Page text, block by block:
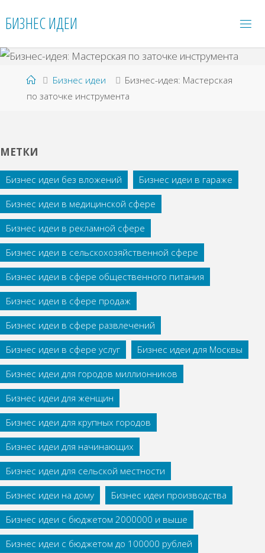
БИЗНЕС ИДЕИ
ГлавнаяБизнес идеи
Бизнес-идея: Мастерская
по заточке инструмента
МЕТКИ
Бизнес идеи без вложений
Бизнес идеи в гараже
Бизнес идеи в медицинской сфере
Бизнес идеи в рекламной сфере
Бизнес идеи в сельскохозяйственной сфере
Бизнес идеи в сфере общественного питания
Бизнес идеи в сфере продаж
Бизнес идеи в сфере развлечений
Бизнес идеи в сфере услуг
Бизнес идеи для Москвы
Бизнес идеи для городов миллионников
Бизнес идеи для женщин
Бизнес идеи для крупных городов
Бизнес идеи для начинающих
Бизнес идеи для сельской местности
Бизнес идеи на дому
Бизнес идеи производства
Бизнес идеи с бюджетом 2000000 и выше
Бизнес идеи с бюджетом до 100000 рублей